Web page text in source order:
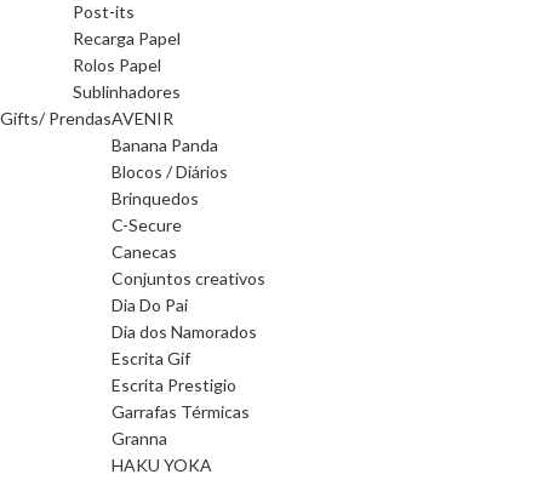
Post-its
Recarga Papel
Rolos Papel
Sublinhadores
Gifts/ PrendasAVENIR
Banana Panda
Blocos / Diários
Brinquedos
C-Secure
Canecas
Conjuntos creativos
Dia Do Pai
Dia dos Namorados
Escrita Gif
Escrita Prestigio
Garrafas Térmicas
Granna
HAKU YOKA